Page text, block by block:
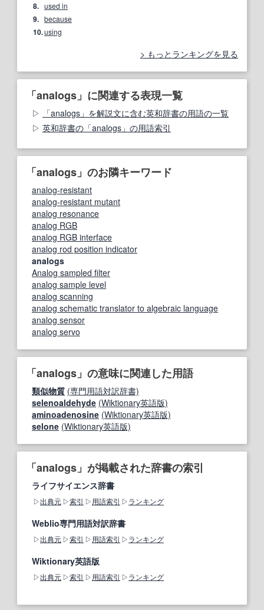
8. used in
9. because
10.using
もっとランキングを見る
「analogs」に関連する表現一覧
「analogs」を解説文に含む英和辞書の用語の一覧
英和辞書の「analogs」の用語索引
「analogs」のお隣キーワード
analog-resistant
analog-resistant mutant
analog resonance
analog RGB
analog RGB interface
analog rod position indicator
analogs
Analog sampled filter
analog sample level
analog scanning
analog schematic translator to algebraic language
analog sensor
analog servo
「analogs」の意味に関連した用語
類似物質 (専門用語対訳辞書)
selenoaldehyde (Wiktionary英語版)
aminoadenosine (Wiktionary英語版)
selone (Wiktionary英語版)
「analogs」が掲載された辞書の索引
ライフサイエンス辞書
出典元 索引 用語索引 ランキング
Weblio専門用語対訳辞書
出典元 索引 用語索引 ランキング
Wiktionary英語版
出典元 索引 用語索引 ランキング